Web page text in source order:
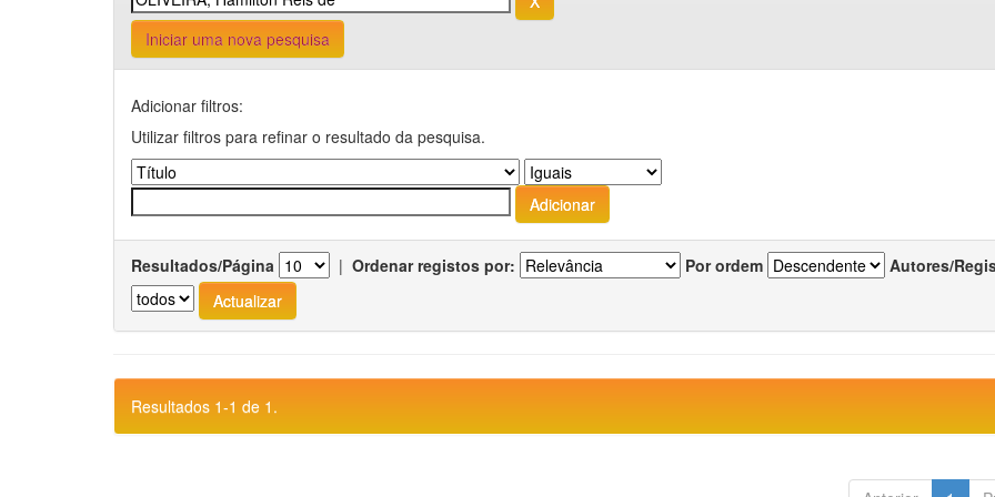
Iniciar uma nova pesquisa
Adicionar filtros:
Utilizar filtros para refinar o resultado da pesquisa.
Resultados/Página | Ordenar registos por: Por ordem Autores/
Resultados 1-1 de 1.